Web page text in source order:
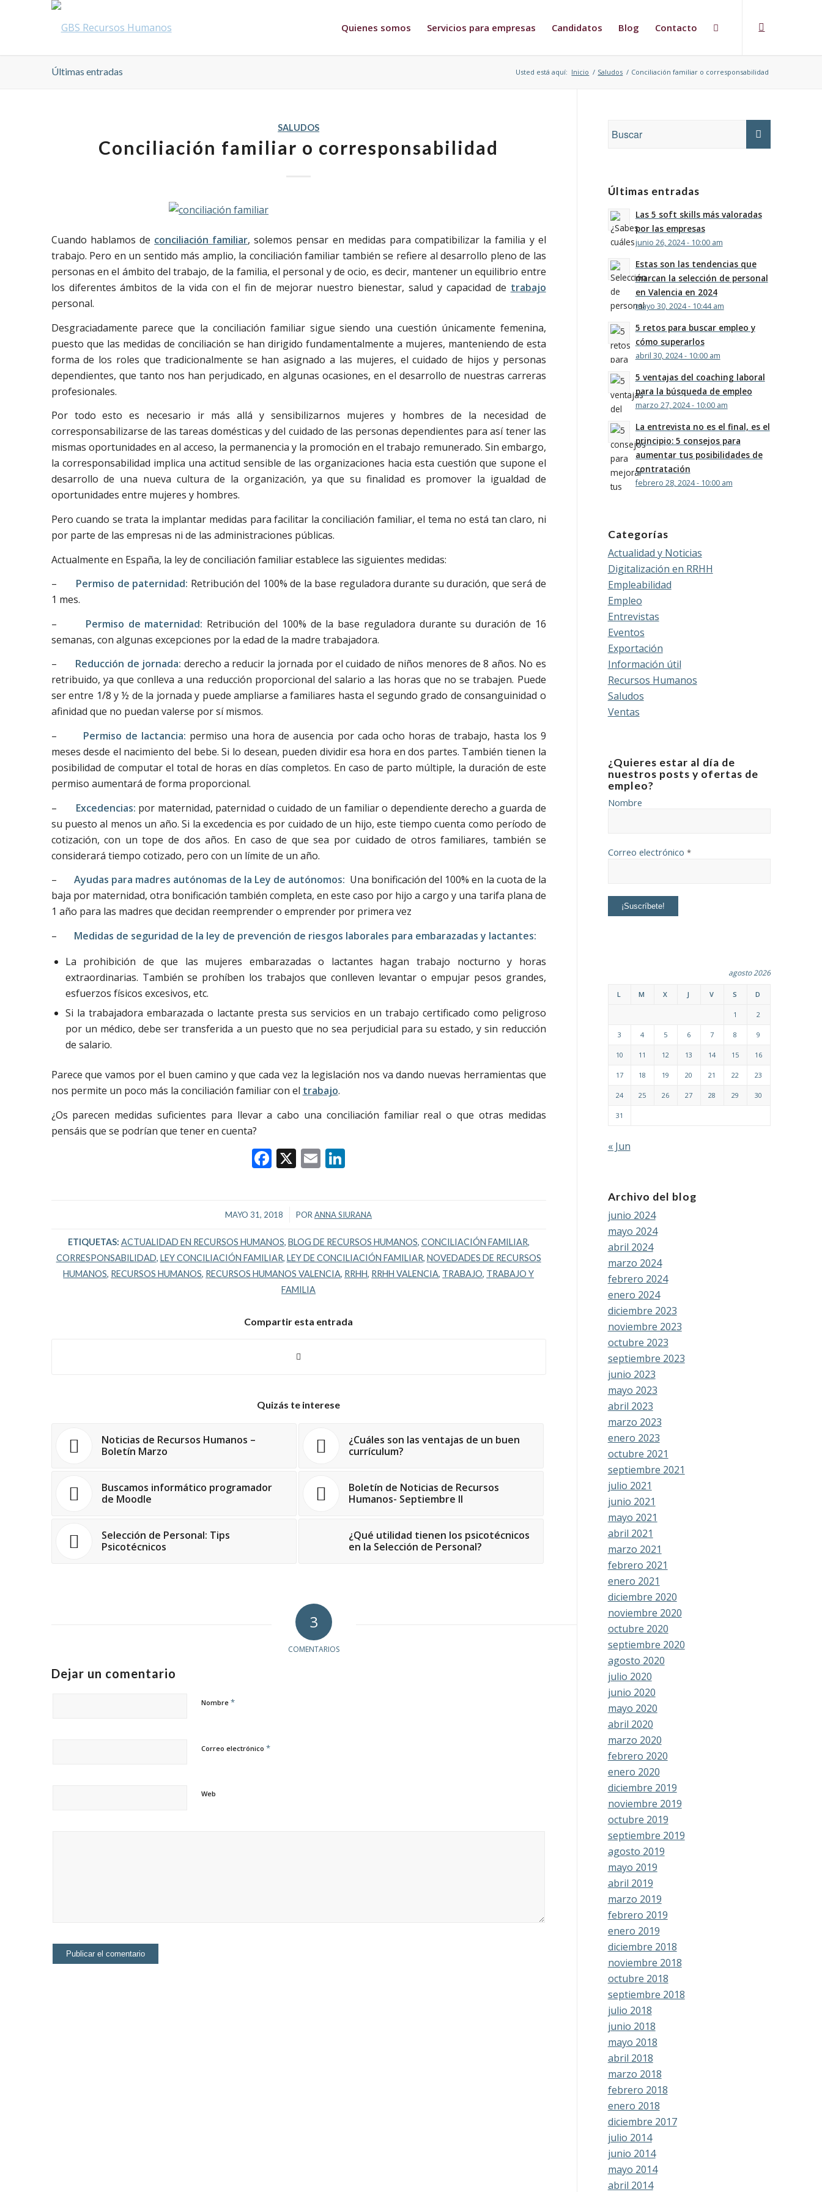
Quienes somos Servicios para empresas Candidatos Blog Contacto
Últimas entradas Usted está aquí: Inicio / Saludos / Conciliación familiar o corresponsabilidad
SALUDOS
Conciliación familiar o corresponsabilidad
Cuando hablamos de conciliación familiar, solemos pensar en medidas para compatibilizar la familia y el
trabajo. Pero en un sentido más amplio, la conciliación familiar también se refiere al desarrollo pleno de las
personas en el ámbito del trabajo, de la familia, el personal y de ocio, es decir, mantener un equilibrio entre
los diferentes ámbitos de la vida con el fin de mejorar nuestro bienestar, salud y capacidad de trabajo
personal.
Desgraciadamente parece que la conciliación familiar sigue siendo una cuestión únicamente femenina,
puesto que las medidas de conciliación se han dirigido fundamentalmente a mujeres, manteniendo de esta
forma de los roles que tradicionalmente se han asignado a las mujeres, el cuidado de hijos y personas
dependientes, que tanto nos han perjudicado, en algunas ocasiones, en el desarrollo de nuestras carreras
profesionales.
Por todo esto es necesario ir más allá y sensibilizarnos mujeres y hombres de la necesidad de
corresponsabilizarse de las tareas domésticas y del cuidado de las personas dependientes para así tener las
mismas oportunidades en al acceso, la permanencia y la promoción en el trabajo remunerado. Sin embargo,
la corresponsabilidad implica una actitud sensible de las organizaciones hacia esta cuestión que supone el
desarrollo de una nueva cultura de la organización, ya que su finalidad es promover la igualdad de
oportunidades entre mujeres y hombres.
Pero cuando se trata la implantar medidas para facilitar la conciliación familiar, el tema no está tan claro, ni
por parte de las empresas ni de las administraciones públicas.
Actualmente en España, la ley de conciliación familiar establece las siguientes medidas:
– Permiso de paternidad: Retribución del 100% de la base reguladora durante su duración, que será de
1 mes.
– Permiso de maternidad: Retribución del 100% de la base reguladora durante su duración de 16
semanas, con algunas excepciones por la edad de la madre trabajadora.
– Reducción de jornada: derecho a reducir la jornada por el cuidado de niños menores de 8 años. No es
retribuido, ya que conlleva a una reducción proporcional del salario a las horas que no se trabajen. Puede
ser entre 1/8 y ½ de la jornada y puede ampliarse a familiares hasta el segundo grado de consanguinidad o
afinidad que no puedan valerse por sí mismos.
– Permiso de lactancia: permiso una hora de ausencia por cada ocho horas de trabajo, hasta los 9
meses desde el nacimiento del bebe. Si lo desean, pueden dividir esa hora en dos partes. También tienen la
posibilidad de computar el total de horas en días completos. En caso de parto múltiple, la duración de este
permiso aumentará de forma proporcional.
– Excedencias: por maternidad, paternidad o cuidado de un familiar o dependiente derecho a guarda de
su puesto al menos un año. Si la excedencia es por cuidado de un hijo, este tiempo cuenta como período de
cotización, con un tope de dos años. En caso de que sea por cuidado de otros familiares, también se
considerará tiempo cotizado, pero con un límite de un año.
– Ayudas para madres autónomas de la Ley de autónomos: Una bonificación del 100% en la cuota de la
baja por maternidad, otra bonificación también completa, en este caso por hijo a cargo y una tarifa plana de
1 año para las madres que decidan reemprender o emprender por primera vez
– Medidas de seguridad de la ley de prevención de riesgos laborales para embarazadas y lactantes:
La prohibición de que las mujeres embarazadas o lactantes hagan trabajo nocturno y horas
extraordinarias. También se prohíben los trabajos que conlleven levantar o empujar pesos grandes,
esfuerzos físicos excesivos, etc.
Si la trabajadora embarazada o lactante presta sus servicios en un trabajo certificado como peligroso
por un médico, debe ser transferida a un puesto que no sea perjudicial para su estado, y sin reducción
de salario.
Parece que vamos por el buen camino y que cada vez la legislación nos va dando nuevas herramientas que
nos permite un poco más la conciliación familiar con el trabajo.
¿Os parecen medidas suficientes para llevar a cabo una conciliación familiar real o que otras medidas
pensáis que se podrían que tener en cuenta?
Facebook
X Email
MAYO 31, 2018
/ PORANNA SIURANA
ETIQUETAS: ACTUALIDAD EN RECURSOS HUMANOS, BLOG DE RECURSOS HUMANOS, CONCILIACIÓN FAMILIAR,
CORRESPONSABILIDAD, LEY CONCILIACIÓN FAMILIAR, LEY DE CONCILIACIÓN FAMILIAR, NOVEDADES DE RECURSOS
HUMANOS, RECURSOS HUMANOS, RECURSOS HUMANOS VALENCIA, RRHH, RRHH VALENCIA, TRABAJO, TRABAJO Y
FAMILIA
Compartir esta entrada
Quizás te interese
Noticias de Recursos Humanos –
Boletín Marzo
¿Cuáles son las ventajas de un buen
currículum?
Buscamos informático programador
de Moodle
Boletín de Noticias de Recursos
Humanos- Septiembre II
Selección de Personal: Tips
Psicotécnicos
¿Qué utilidad tienen los psicotécnicos
en la Selección de Personal?
3
COMENTARIOS
Dejar un comentario
Nombre *
Correo electrónico *
Web
Últimas entradas
Las 5 soft skills más valoradas
por las empresas
junio 26, 2024 - 10:00 am
Estas son las tendencias que
marcan la selección de personal
en Valencia en 2024
mayo 30, 2024 - 10:44 am
5 retos para buscar empleo y
cómo superarlos
abril 30, 2024 - 10:00 am
5 ventajas del coaching laboral
para la búsqueda de empleo
marzo 27, 2024 - 10:00 am
La entrevista no es el final, es el
principio: 5 consejos para
aumentar tus posibilidades de
contratación
febrero 28, 2024 - 10:00 am
Categorías
Actualidad y Noticias
Digitalización en RRHH
Empleabilidad
Empleo
Entrevistas
Eventos
Exportación
Información útil
Recursos Humanos
Saludos
Ventas
¿Quieres estar al día de
nuestros posts y ofertas de
empleo?
Nombre
Correo electrónico *
agosto 2026
L M X J V S D
1 2
3 4 5 6 7 8 9
10 11 12 13 14 15 16
17 18 19 20 21 22 23
24 25 26 27 28 29 30
31
« Jun
Archivo del blog
junio 2024
mayo 2024
abril 2024
marzo 2024
febrero 2024
enero 2024
diciembre 2023
noviembre 2023
octubre 2023
septiembre 2023
junio 2023
mayo 2023
abril 2023
marzo 2023
enero 2023
octubre 2021
septiembre 2021
julio 2021
junio 2021
mayo 2021
abril 2021
marzo 2021
febrero 2021
enero 2021
diciembre 2020
noviembre 2020
octubre 2020
septiembre 2020
agosto 2020
julio 2020
junio 2020
mayo 2020
abril 2020
marzo 2020
febrero 2020
enero 2020
diciembre 2019
noviembre 2019
octubre 2019
septiembre 2019
agosto 2019
mayo 2019
abril 2019
marzo 2019
febrero 2019
enero 2019
diciembre 2018
noviembre 2018
octubre 2018
septiembre 2018
julio 2018
junio 2018
mayo 2018
abril 2018
marzo 2018
febrero 2018
enero 2018
diciembre 2017
julio 2014
junio 2014
mayo 2014
abril 2014